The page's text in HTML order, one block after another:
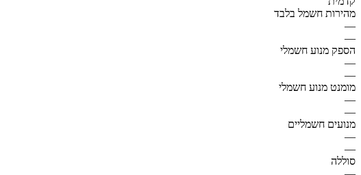
מהירות חשמל בלבד
—
—
הספק מנוע חשמלי
—
—
מומנט מנוע חשמלי
—
—
מנועים חשמליים
—
—
סוללה